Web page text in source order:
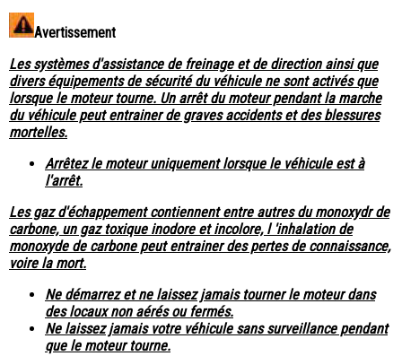
Avertissement
Les systèmes d'assistance de freinage et de direction ainsi que
divers équipements de sécurité du véhicule ne sont activés que
lorsque le moteur tourne. Un arrêt du moteur pendant la marche
du véhicule peut entrainer de graves accidents et des blessures
mortelles.
Arrêtez le moteur uniquement lorsque le véhicule est à
l'arrêt.
Les gaz d'échappement contiennent entre autres du monoxydr de
carbone, un gaz toxique inodore et incolore, l 'inhalation de
monoxyde de carbone peut entrainer des pertes de connaissance,
voire la mort.
Ne démarrez et ne laissez jamais tourner le moteur dans
des locaux non aérés ou fermés.
Ne laissez jamais votre véhicule sans surveillance pendant
que le moteur tourne.